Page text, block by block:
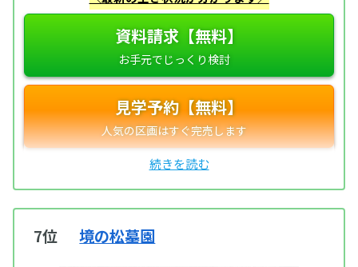
資料請求【無料】
見学予約【無料】
7位 境の松墓園